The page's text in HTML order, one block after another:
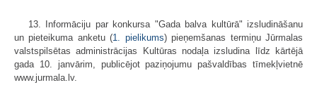
13. Informāciju par konkursa "Gada balva kultūrā" izsludināšanu
un pieteikuma anketu (1. pielikums) pieņemšanas termiņu Jūrmalas
valstspilsētas administrācijas Kultūras nodaļa izsludina līdz kārtējā
gada 10. janvārim, publicējot paziņojumu pašvaldības tīmekļvietnē
www.jurmala.lv.